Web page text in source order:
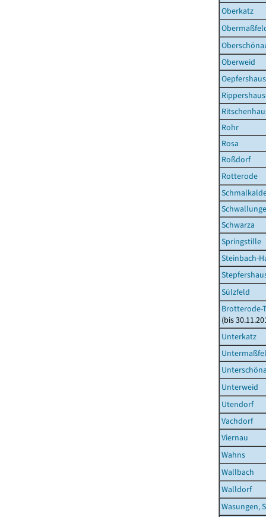
Oberkatz
Oberweid
Rohr
Rosa
Roßdorf
Rotterode
Schwarza
Springstille
Steinbach-
Sülzfeld
Brotterode-
(bis
Unterkatz
Unterweid
Utendorf
Vachdorf
Viernau
Wahns
Wallbach
Walldorf
Wasungen,